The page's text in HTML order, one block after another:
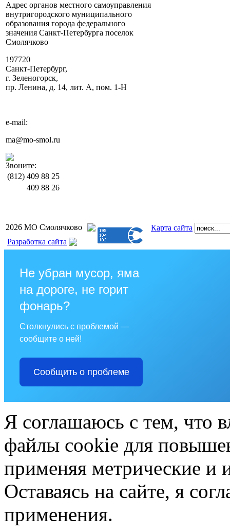
Адрес органов местного самоуправления
внутригородского муниципального
образования города федерального
значения Санкт-Петербурга поселок
Смолячково
197720
Санкт-Петербург,
г. Зеленогорск,
пр. Ленина, д. 14, лит. А, пом. 1-Н
e-mail:
ma@mo-smol.ru
Звоните:
(812) 409 88 25
409 88 26
2026 МО Смолячково
Карта сайта
Разработка сайта
Не убран мусор, яма
на дороге, не горит
фонарь?
Столкнулись с проблемой —
сообщите о ней!
Сообщить о проблеме
Я соглашаюсь с тем, что
файлы cookie для
применяя метрические и
Оставаясь на сайте, я
применения.